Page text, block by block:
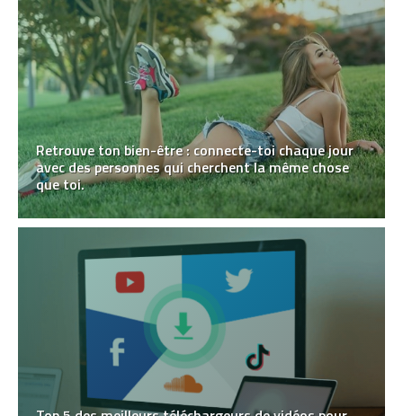
Retrouve ton bien-être : connecte-toi chaque jour
avec des personnes qui cherchent la même chose
que toi.